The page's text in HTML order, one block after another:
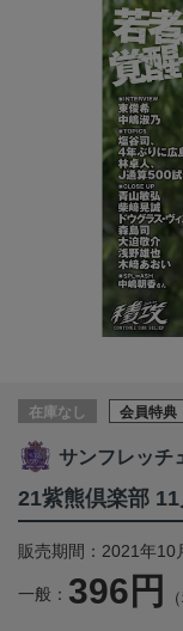
在庫なし 会員特典
サンフレッチ
21紫熊倶楽部
販売期間：2021年10
一般： 396円